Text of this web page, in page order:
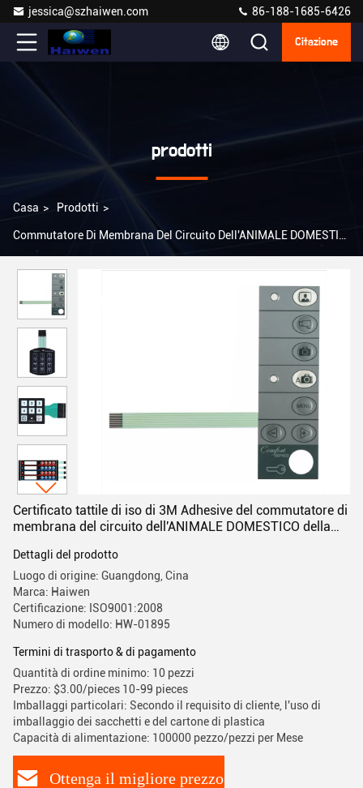
jessica@szhaiwen.com 86-188-1685-6426
Citazione
prodotti
Casa > Prodotti >
Commutatore Di Membrana Del Circuito Dell'ANIMALE DOMESTICO
membrana del circuito dell'ANIMALE DOMESTICO della cupola del
metallo
Certificato tattile di iso di 3M Adhesive del commutatore di
membrana del circuito dell'ANIMALE DOMESTICO della
Dettagli del prodotto
Luogo di origine: Guangdong, Cina
Marca: Haiwen
Certificazione: ISO9001:2008
Numero di modello: HW-01895
Termini di trasporto & di pagamento
Quantità di ordine minimo: 10 pezzi
Prezzo: $3.00/pieces 10-99 pieces
Imballaggi particolari: Secondo il requisito di cliente, l'uso di
imballaggio dei sacchetti e del cartone di plastica
Capacità di alimentazione: 100000 pezzo/pezzi per Mese
Ottenga il migliore prezzo